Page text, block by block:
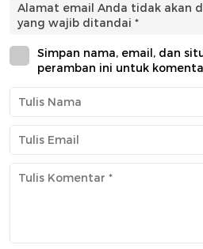
Alamat email Anda tidak akan
yang wajib ditandai *
Simpan nama, email, dan
peramban ini untuk